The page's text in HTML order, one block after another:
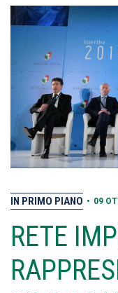
IN PRIMO PIANO • 09
RETE